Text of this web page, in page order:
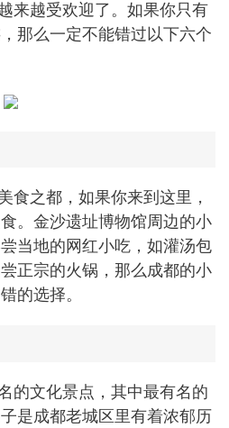
来越受欢迎了。如果你只有
那么一定不能错过以下六个
食之都，如果你来到这里，
。金沙遗址博物馆周边的小
当地的网红小吃，如灌汤包
正宗的火锅，那么成都的小
的选择。
的文化景点，其中最有名的
是成都老城区里有着浓郁历